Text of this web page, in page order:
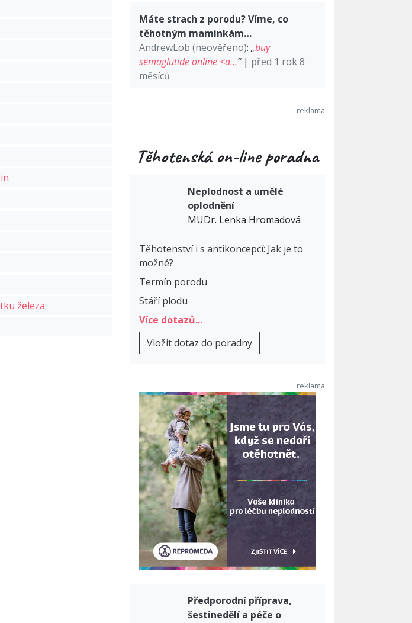
železa:
Máte strach z porodu? Víme, co
těhotným maminkám…
AndrewLob (neověřeno): „buy
semaglutide online <a…“| před 1 rok 8
měsíců
Těhotenská on-line poradna
Neplodnost a umělé
oplodnění
MUDr. Lenka Hromadová
Těhotenství i s antikoncepcí: Jak je to
možné?
Termín porodu
Stáří plodu
Více dotazů...
Vložit dotaz do poradny
Předporodní příprava,
šestinedělí a péče o